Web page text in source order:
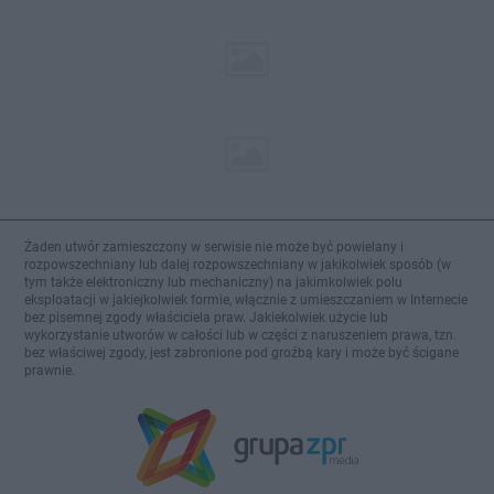
Żaden utwór zamieszczony w serwisie nie może być powielany i
rozpowszechniany lub dalej rozpowszechniany w jakikolwiek sposób (w
tym także elektroniczny lub mechaniczny) na jakimkolwiek polu
eksploatacji w jakiejkolwiek formie, włącznie z umieszczaniem w Internecie
bez pisemnej zgody właściciela praw. Jakiekolwiek użycie lub
wykorzystanie utworów w całości lub w części z naruszeniem prawa, tzn.
bez właściwej zgody, jest zabronione pod groźbą kary i może być ścigane
prawnie.